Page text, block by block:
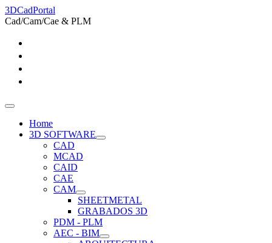
3DCadPortal
Cad/Cam/Cae & PLM
Home
3D SOFTWARE
CAD
MCAD
CAID
CAE
CAM
SHEETMETAL
GRABADOS 3D
PDM - PLM
AEC - BIM